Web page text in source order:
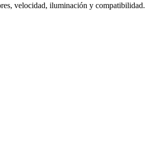
velocidad, iluminación y compatibilidad.